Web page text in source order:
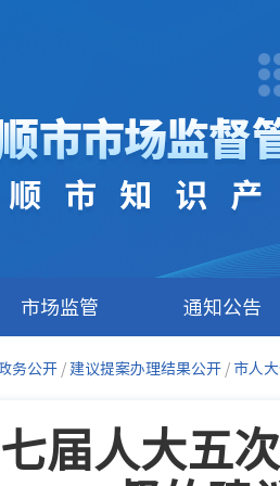
市场监管 通知公告
务公开 / 建议提案办理结果公开 / 市人
届人大五